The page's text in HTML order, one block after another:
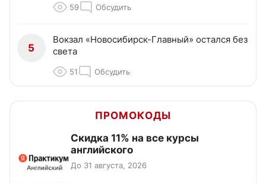
59 Обсудить
5
Вокзал «Новосибирск-Главный» остался без
света
51 Обсудить
ПРОМОКОДЫ
Скидка 11% на все курсы
английского
До 31 августа, 2026